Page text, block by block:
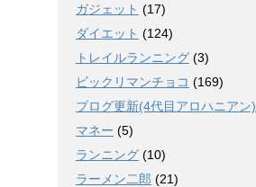
ガジェット (17)
ダイエット (124)
トレイルランニング (3)
ビックリマンチョコ (169)
ブログ更新(4代目アロハニアン)
マネー (5)
ランニング (10)
ラーメン二郎 (21)